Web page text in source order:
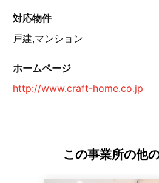
対応物件
戸建,マンション
ホームページ
http://www.craft-home.co.jp
この事業所の他